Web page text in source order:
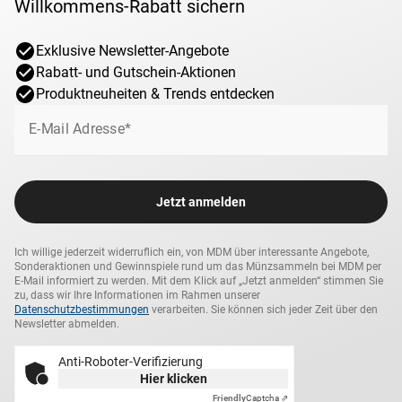
entscheidende Epoche
Diese fünf Münzen stehen nicht nur für einzelne Jahre
Geschichte veränderte – und für die Welt, in der die
Zeit halten Sie mit diesem Set in Ihrer Hand.
Solche Zusammenstellungen lassen sich nur in sehr
Sichern Sie sich jetzt ihr Set.
seriösen Quellen, mit denen wir seit Jahrzehnten
vertrauensvoll zusammenarbeiten – original und legal.
Konsequent! Kultur muss erhalten bleiben und für
jedermann zugänglich sein.
Willkommens-Rabatt sichern
Exklusive Newsletter-Angebote
Rabatt- und Gutschein-Aktionen
Produktneuheiten & Trends entdecken
E-Mail Adresse*
Jetzt anmelden
Ich willige jederzeit widerruflich ein, von MDM über interessante Angebote,
Sonderaktionen und Gewinnspiele rund um das Münzsammeln bei MDM per
E-Mail informiert zu werden. Mit dem Klick auf „Jetzt anmelden“ stimmen Sie
zu, dass wir Ihre Informationen im Rahmen unserer
Datenschutzbestimmungen verarbeiten. Sie können sich jeder Zeit über den
Newsletter abmelden.
Anti-Roboter-Verifizierung
Hier klicken
FriendlyCaptcha ⇗